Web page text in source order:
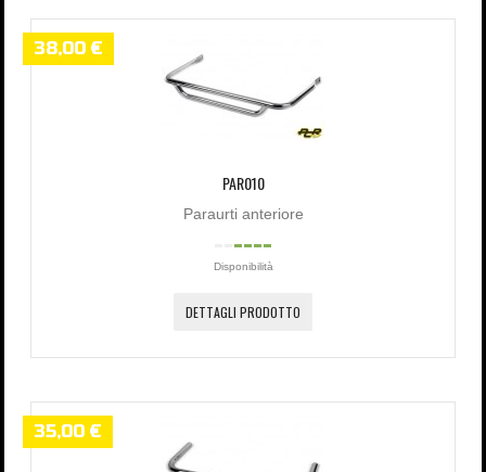
38,00 €
PAR010
Paraurti anteriore
Disponibilità
DETTAGLI PRODOTTO
35,00 €